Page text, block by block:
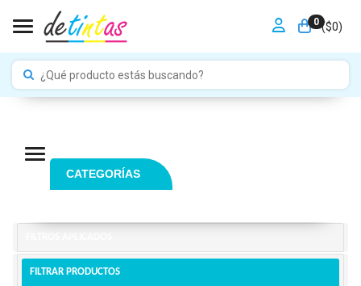
0 ($0)
Toggle navigation
Navigation ein-/ausblenden
CATEGORÍAS
FILTRAR PRODUCTOS